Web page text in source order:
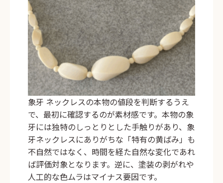
象牙 ネックレスの本物の値段を判断するうえ
で、最初に確認するのが素材感です。本物の象
牙には独特のしっとりとした手触りがあり、象
牙ネックレスにありがちな「特有の黄ばみ」も
不自然ではなく、時間を経た自然な変化であれ
ば評価対象となります。逆に、塗装の剥がれや
人工的な色ムラはマイナス要因です。